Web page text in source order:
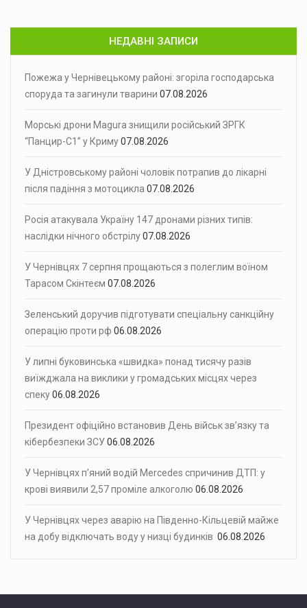
НЕДАВНІ ЗАПИСИ
Пожежа у Чернівецькому районі: згоріла господарська
споруда та загинули тварини 07.08.2026
Морські дрони Magura знищили російський ЗРГК
“Панцир-С1” у Криму07.08.2026
У Дністровському районі чоловік потрапив до лікарні
після падіння з мотоцикла 07.08.2026
Росія атакувала Україну 147 дронами різних типів:
наслідки нічного обстрілу07.08.2026
У Чернівцях 7 серпня прощаються з полеглим воїном
Тарасом Скінтеєм 07.08.2026
Зеленський доручив підготувати спеціальну санкційну
операцію проти рф 06.08.2026
У липні буковинська «швидка» понад тисячу разів
виїжджала на виклики у громадських місцях через
спеку06.08.2026
Президент офіційно встановив День військ зв’язку та
кібербезпеки ЗСУ06.08.2026
У Чернівцях п’яний водій Mercedes спричинив ДТП: у
крові виявили 2,57 проміле алкоголю 06.08.2026
У Чернівцях через аварію на Південно-Кільцевій майже
на добу відключать воду у низці будинків 06.08.2026